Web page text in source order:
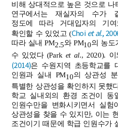
비해 상대적으로 높은 것으로 나
연구에서는 재실자의 수가
정도에 따라 거대입자의 기
확인할 수 있었고 (Choiet al.,
따라 실내 PM2.5와 PM10의 농도
수 있었다 (Park et al., 2020).
(2014)은 수원지역 초등학교를
인원과 실내 PM10의 상관성
특별한 상관성을 확인하지 못했
학교 실내외의 환경 조건이 동
인원수만을 변화시키면서 실험
상관성을 찾을 수 있지만, 이는
조건이기 때문에 학급 인원수가